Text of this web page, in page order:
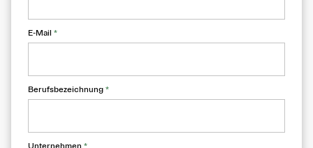
E-Mail *
Berufsbezeichnung *